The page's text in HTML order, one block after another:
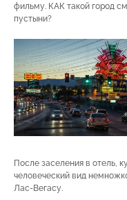
фильму. КАК такой город
пустыни?
После заселения в отель,
человеческий вид
Лас-Вегасу.